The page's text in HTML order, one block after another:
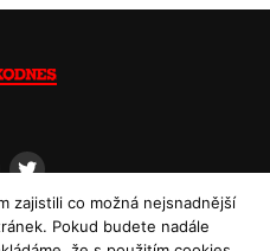
zajistili co možná nejsnadnější
Pokud budete nadále